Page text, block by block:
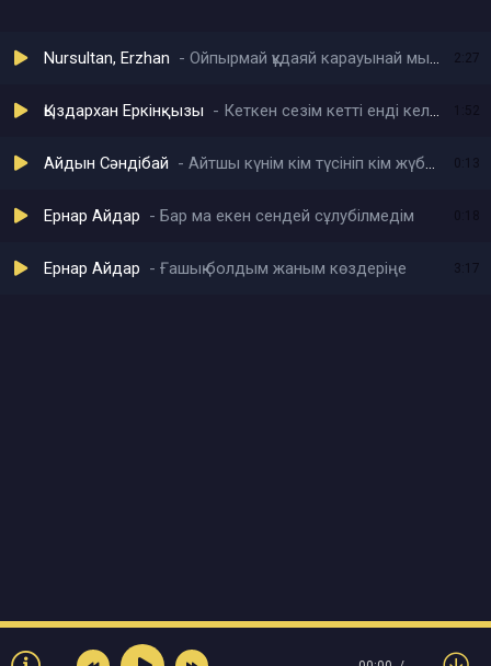
Nursultan, Erzhan Ойпырмай құдаяй карауынай мына қыз 2:27
Қыздархан Еркінқызы Кеткен сезім кетті енді келтірме
Айдын Сәндібай Айтшы күнім кім түсініп кім жүбатар екен бізді 0:13
Ернар Айдар Бар ма екен сендей сұлубілмедім
Ернар Айдар Ғашық болдым жаным көздеріңе 3:17